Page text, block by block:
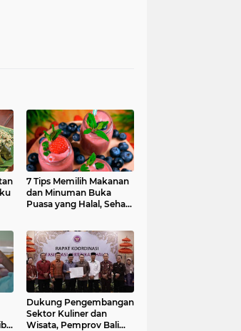
7 Tips Memilih Makanan
dan Minuman Buka
Puasa yang Halal, Sehat,
Dukung Pengembangan
Sektor Kuliner dan
Wisata, Pemprov Bali